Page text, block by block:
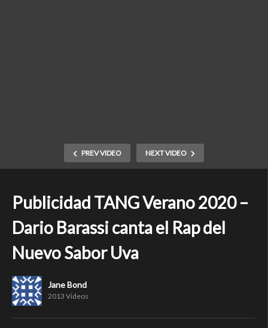
PREV VIDEO NEXT VIDEO
Publicidad TANG Verano 2020 –
Dario Barassi canta el Rap del
Nuevo Sabor Uva
Jane Bond
2013 Videos